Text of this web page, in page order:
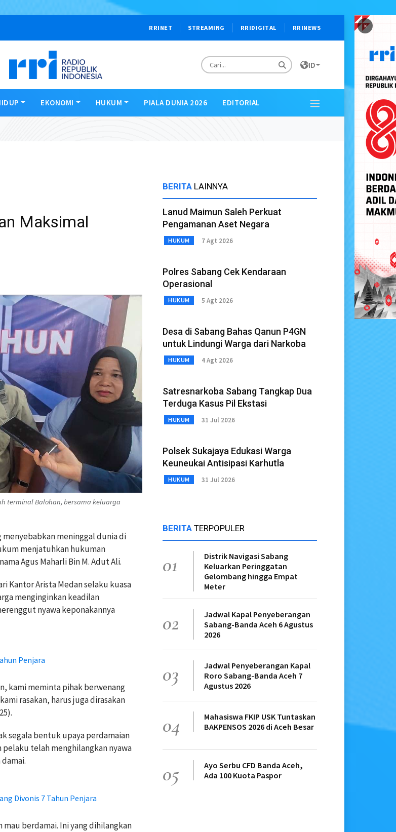
×
RRINET STREAMING RRIDIGITAL RRINEWS
ID
EKONOMI HUKUM PIALA DUNIA 2026 EDITORIAL
Maksimal
terminal Balohan, bersama keluarga
menyebabkan meninggal dunia di
menjatuhkan hukuman
Agus Maharli Bin M. Adut Ali.
Kantor Arista Medan selaku kuasa
menginginkan keadilan
nyawa keponakannya
Penjara
kami meminta pihak berwenang
rasakan, harus juga dirasakan
segala bentuk upaya perdamaian
telah menghilangkan nyawa
Divonis 7 Tahun Penjara
berdamai. Ini yang dihilangkan
BERITA LAINNYA
Lanud Maimun Saleh Perkuat
Pengamanan Aset Negara
HUKUM 7 Agt 2026
Polres Sabang Cek Kendaraan
Operasional
HUKUM 5 Agt 2026
Desa di Sabang Bahas Qanun P4GN
untuk Lindungi Warga dari Narkoba
HUKUM 4 Agt 2026
Satresnarkoba Sabang Tangkap Dua
Terduga Kasus Pil Ekstasi
HUKUM 31 Jul 2026
Polsek Sukajaya Edukasi Warga
Keuneukai Antisipasi Karhutla
HUKUM 31 Jul 2026
BERITA TERPOPULER
01
Distrik Navigasi Sabang
Keluarkan Peringgatan
Gelombang hingga Empat
Meter
02
Jadwal Kapal Penyeberangan
Sabang-Banda Aceh 6 Agustus
2026
03
Jadwal Penyeberangan Kapal
Roro Sabang-Banda Aceh 7
Agustus 2026
04
Mahasiswa FKIP USK Tuntaskan
BAKPENSOS 2026 di Aceh Besar
05
Ayo Serbu CFD Banda Aceh,
Ada 100 Kuota Paspor